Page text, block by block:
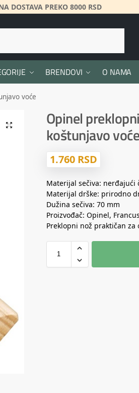
DOSTAVA PREKO 8000 RSD
BRENDOVI O NAMA
voće
Opinel
koštunjavo voće
1.760 RSD
Materijal sečiva: nerđajući
Materijal drške: prirodno
Dužina sečiva: 70 mm
Proizvođač: Opinel,
Preklopni nož praktičan